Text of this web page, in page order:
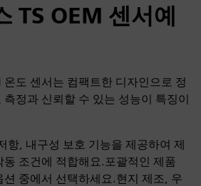
TS OEM 센서예
온도 센서는 컴팩트한 디자인으로 정
정과 신뢰할 수 있는 성능이 특징이
항, 내구성 보호 기능을 제공하여 제
동 조건에 적합해요.포괄적인 제품
션 중에서 선택하세요.현지 제조, 우